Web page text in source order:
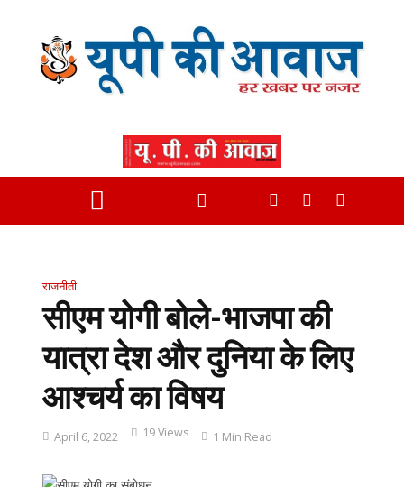
राजनीती
सीएम योगी बोले-भाजपा की
यात्रा देश और दुनिया के लिए
आश्चर्य का विषय
April 6, 2022 19 Views 1 Min Read